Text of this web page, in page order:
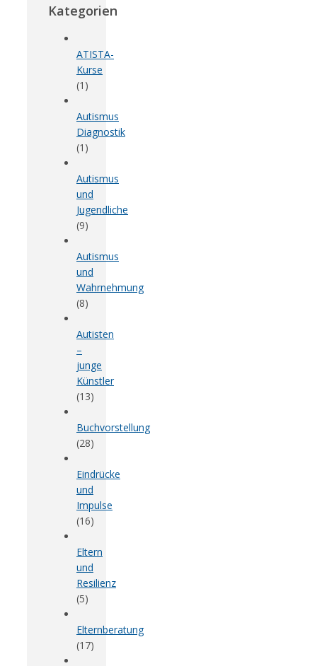
Kategorien
ATISTA-
Kurse
(1)
Autismus
Diagnostik
(1)
Autismus
und
Jugendliche
(9)
Autismus
und
Wahrnehmung
(8)
Autisten
–
junge
Künstler
(13)
Buchvorstellung
(28)
Eindrücke
und
Impulse
(16)
Eltern
und
Resilienz
(5)
Elternberatung
(17)